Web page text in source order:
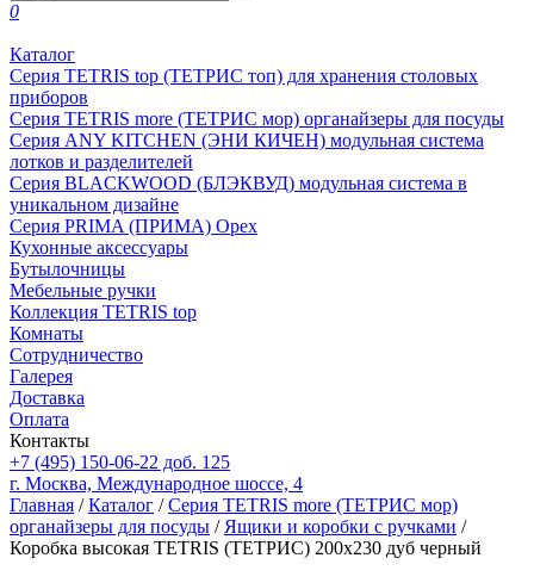
0
Каталог
Серия TETRIS top (ТЕТРИС топ) для хранения столовых
приборов
Серия TETRIS more (ТЕТРИС мор) органайзеры для посуды
Серия ANY KITCHEN (ЭНИ КИЧЕН) модульная система
лотков и разделителей
Серия BLACKWOOD (БЛЭКВУД) модульная система в
уникальном дизайне
Серия PRIMA (ПРИМА) Орех
Кухонные аксессуары
Бутылочницы
Мебельные ручки
Коллекция TETRIS top
Комнаты
Сотрудничество
Галерея
Доставка
Оплата
Контакты
+7 (495) 150-06-22 доб. 125
г. Москва, Международное шоссе, 4
Главная /Каталог /Серия TETRIS more (ТЕТРИС мор)
органайзеры для посуды / Ящики и коробки с ручками /
Коробка высокая TETRIS (ТЕТРИС) 200х230 дуб черный